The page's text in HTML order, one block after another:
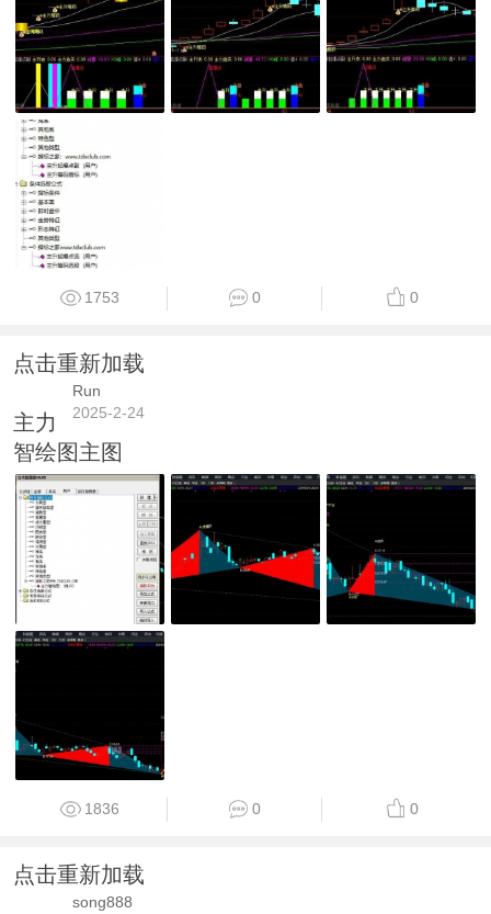
1753 0 0
点击重新加载
Run
2025-2-24
主力
智绘图主图
1836 0 0
点击重新加载
song888